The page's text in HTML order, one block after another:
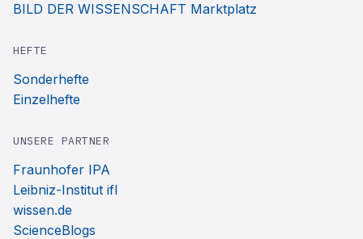
BILD DER WISSENSCHAFT Marktplatz
HEFTE
Sonderhefte
Einzelhefte
UNSERE PARTNER
Fraunhofer IPA
Leibniz-Institut ifl
wissen.de
ScienceBlogs